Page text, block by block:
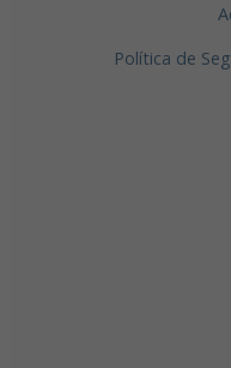
Política de